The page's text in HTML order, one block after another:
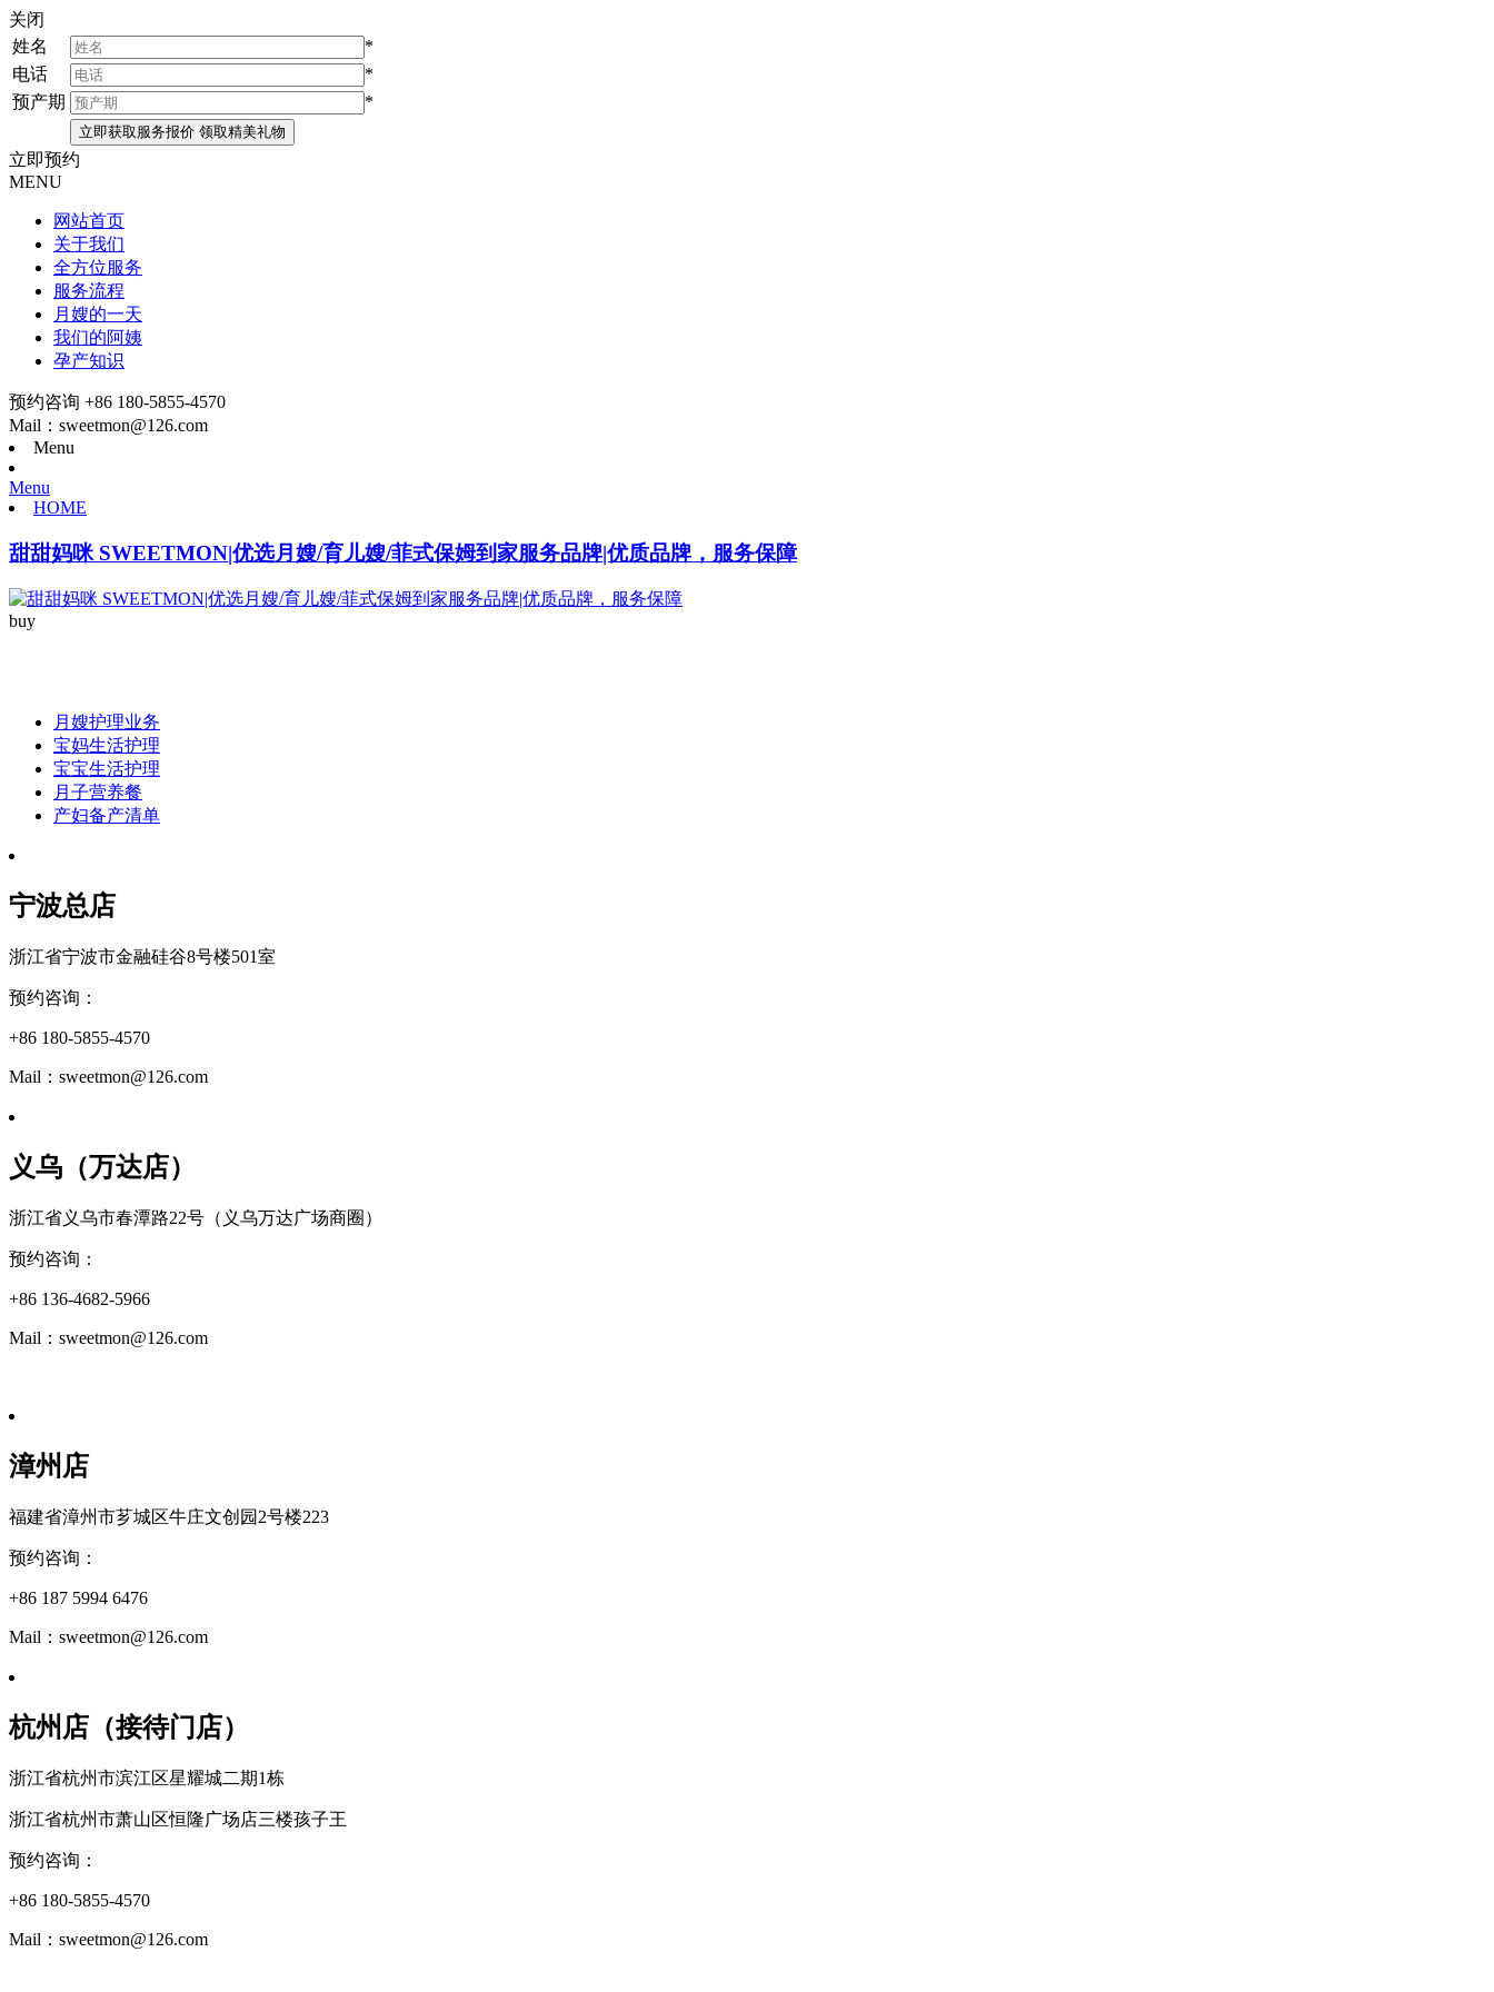
关闭
姓名
*
电话
*
预产期
*
立即预约
MENU
网站首页
关于我们
全方位服务
服务流程
月嫂的一天
我们的阿姨
孕产知识
预约咨询 +86 180-5855-4570
Mail：sweetmon@126.com
Menu
Menu
HOME
甜甜妈咪 SWEETMON|优选月嫂/育儿嫂/菲式保姆到家服务品牌|优质品牌，服务保障
buy
月嫂护理业务
宝妈生活护理
宝宝生活护理
月子营养餐
产妇备产清单
宁波总店
浙江省宁波市金融硅谷8号楼501室
预约咨询：
+86 180-5855-4570
Mail：sweetmon@126.com
义乌（万达店）
浙江省义乌市春潭路22号（义乌万达广场商圈）
预约咨询：
+86 136-4682-5966
Mail：sweetmon@126.com
漳州店
福建省漳州市芗城区牛庄文创园2号楼223
预约咨询：
+86 187 5994 6476
Mail：sweetmon@126.com
杭州店（接待门店）
浙江省杭州市滨江区星耀城二期1栋
浙江省杭州市萧山区恒隆广场店三楼孩子王
预约咨询：
+86 180-5855-4570
Mail：sweetmon@126.com